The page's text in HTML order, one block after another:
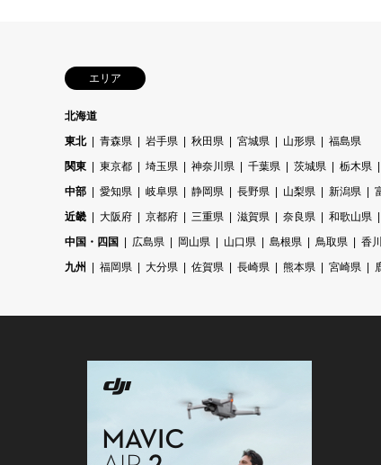
エリア
北海道
東北
青森県 岩手県 秋田県 宮城県 山形県
福島県
関東
東京都 埼玉県 神奈川県 千葉県 茨城県 栃木県
中部
愛知県 岐阜県 静岡県 長野県 山梨県 新潟県
近畿
大阪府 京都府 三重県 滋賀県 奈良県 和歌山県
中国・四国
広島県 岡山県 山口県 島根県 鳥取県 香
九州
福岡県 大分県 佐賀県 長崎県 熊本県 宮崎県